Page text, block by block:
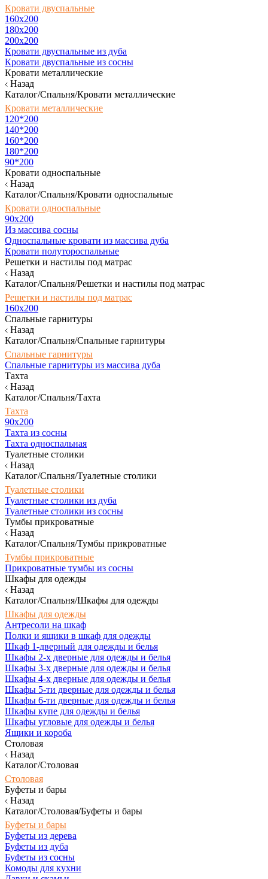
Кровати двуспальные
160х200
180x200
200x200
Кровати двуспальные из дуба
Кровати двуспальные из сосны
Кровати металлические
Назад
Каталог/Спальня/Кровати металлические
Кровати металлические
120*200
140*200
160*200
180*200
90*200
Кровати односпальные
Назад
Каталог/Спальня/Кровати односпальные
Кровати односпальные
90х200
Из массива сосны
Односпальные кровати из массива дуба
Кровати полутороспальные
Решетки и настилы под матрас
Назад
Каталог/Спальня/Решетки и настилы под матрас
Решетки и настилы под матрас
160х200
Спальные гарнитуры
Назад
Каталог/Спальня/Спальные гарнитуры
Спальные гарнитуры
Спальные гарнитуры из массива дуба
Тахта
Назад
Каталог/Спальня/Тахта
Тахта
90х200
Тахта из сосны
Тахта односпальная
Туалетные столики
Назад
Каталог/Спальня/Туалетные столики
Туалетные столики
Туалетные столики из дуба
Туалетные столики из сосны
Тумбы прикроватные
Назад
Каталог/Спальня/Тумбы прикроватные
Тумбы прикроватные
Прикроватные тумбы из сосны
Шкафы для одежды
Назад
Каталог/Спальня/Шкафы для одежды
Шкафы для одежды
Антресоли на шкаф
Полки и ящики в шкаф для одежды
Шкаф 1-дверный для одежды и белья
Шкафы 2-х дверные для одежды и белья
Шкафы 3-х дверные для одежды и белья
Шкафы 4-х дверные для одежды и белья
Шкафы 5-ти дверные для одежды и белья
Шкафы 6-ти дверные для одежды и белья
Шкафы купе для одежды и белья
Шкафы угловые для одежды и белья
Ящики и короба
Столовая
Назад
Каталог/Столовая
Столовая
Буфеты и бары
Назад
Каталог/Столовая/Буфеты и бары
Буфеты и бары
Буфеты из дерева
Буфеты из дуба
Буфеты из сосны
Комоды для кухни